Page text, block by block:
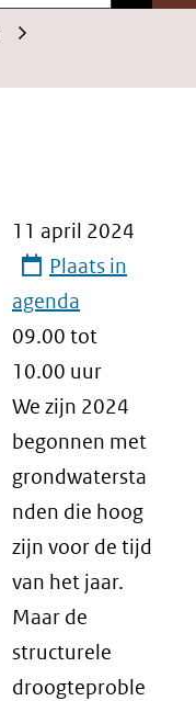
11 april 2024
Plaats in
agenda
09.00 tot
10.00 uur
We zijn 2024
begonnen met
grondwatersta
nden die hoog
zijn voor de tijd
van het jaar.
Maar de
structurele
droogteproble